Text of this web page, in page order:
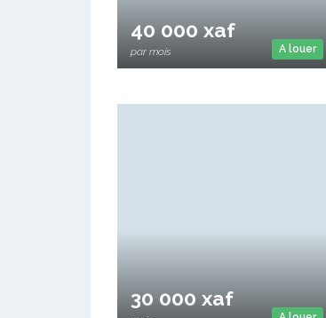
A louer
40 000 xaf
par mois
30 000 xaf